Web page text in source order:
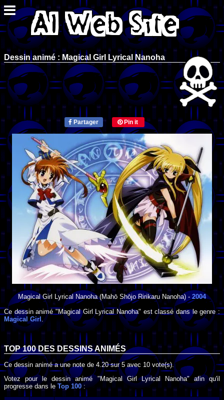
Dessin animé : Magical Girl Lyrical Nanoha
Partager Pin it
Magical Girl Lyrical Nanoha(Mahō Shōjo Ririkaru Nanoha) - 2004
Ce dessin animé "Magical Girl Lyrical Nanoha" est classé dans le genre :
Magical Girl.
TOP 100 DESDESSINS ANIMÉS
Ce dessin animé a une note de4.20sur5 avec 10vote(s).
Votez pour le dessin animé "Magical Girl Lyrical Nanoha" afin qu'il
progresse dans le Top 100: